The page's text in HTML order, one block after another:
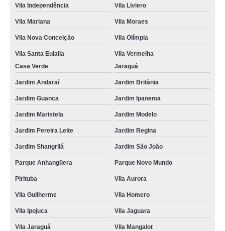
Vila Independência Vila Liviero
Vila Mariana Vila Moraes
Vila Nova Conceição Vila Olímpia
Vila Santa Eulalia
Vila Vermelha
Casa Verde
Jaraguá
Jardim Andaraí Jardim Britânia
Jardim Guanca Jardim Ipanema
Jardim Maristela Jardim Modelo
Jardim Pereira Leite Jardim Regina
Jardim Shangrilá Jardim São João
Parque Anhangüera Parque Novo Mundo
Pirituba Vila Aurora
Vila Guilherme Vila Homero
Vila Ipojuca Vila Jaguara
Vila Jaraguá Vila Mangalot